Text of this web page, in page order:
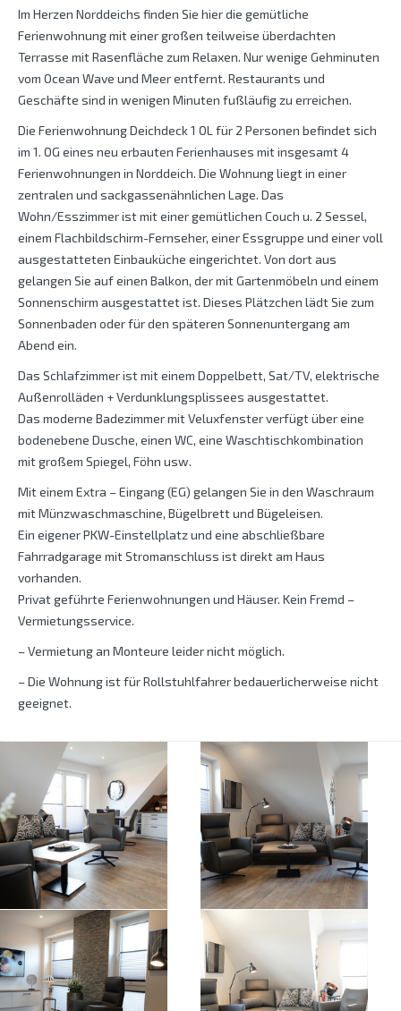
Im Herzen Norddeichs finden Sie hier die gemütliche
Ferienwohnung mit einer großen teilweise überdachten
Terrasse mit Rasenfläche zum Relaxen. Nur wenige Gehminuten
vom Ocean Wave und Meer entfernt. Restaurants und
Geschäfte sind in wenigen Minuten fußläufig zu erreichen.
Die Ferienwohnung Deichdeck 1 OL für 2 Personen befindet sich
im 1. OG eines neu erbauten Ferienhauses mit insgesamt 4
Ferienwohnungen in Norddeich. Die Wohnung liegt in einer
zentralen und sackgassenähnlichen Lage. Das
Wohn/Esszimmer ist mit einer gemütlichen Couch u. 2 Sessel,
einem Flachbildschirm-Fernseher, einer Essgruppe und einer voll
ausgestatteten Einbauküche eingerichtet. Von dort aus
gelangen Sie auf einen Balkon, der mit Gartenmöbeln und einem
Sonnenschirm ausgestattet ist. Dieses Plätzchen lädt Sie zum
Sonnenbaden oder für den späteren Sonnenuntergang am
Abend ein.
Das Schlafzimmer ist mit einem Doppelbett, Sat/TV, elektrische
Außenrolläden + Verdunklungsplissees ausgestattet.
Das moderne Badezimmer mit Veluxfenster verfügt über eine
bodenebene Dusche, einen WC, eine Waschtischkombination
mit großem Spiegel, Föhn usw.
Mit einem Extra – Eingang (EG) gelangen Sie in den Waschraum
mit Münzwaschmaschine, Bügelbrett und Bügeleisen.
Ein eigener PKW-Einstellplatz und eine abschließbare
Fahrradgarage mit Stromanschluss ist direkt am Haus
vorhanden.
Privat geführte Ferienwohnungen und Häuser. Kein Fremd –
Vermietungsservice.
– Vermietung an Monteure leider nicht möglich.
– Die Wohnung ist für Rollstuhlfahrer bedauerlicherweise nicht
geeignet.